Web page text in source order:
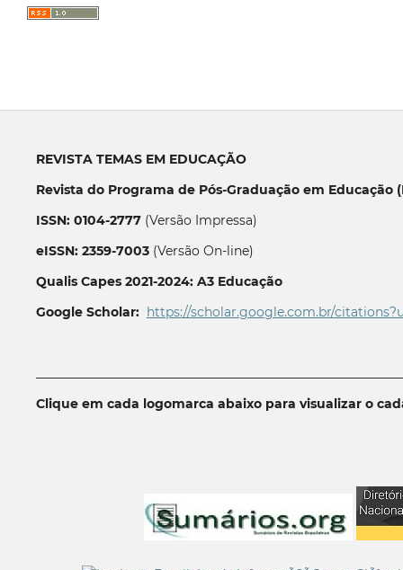
REVISTA TEMAS EM EDUCAÇÃO
Revista do Programa de Pós-Graduação em Educação
ISSN: 0104-2777(Versão Impressa)
eISSN: 2359-7003(Versão On-line)
Qualis Capes 2021-2024: A3 Educação
Google Scholar: https://scholar.google.com.br/
Clique em cada logomarca abaixo para visualizar o